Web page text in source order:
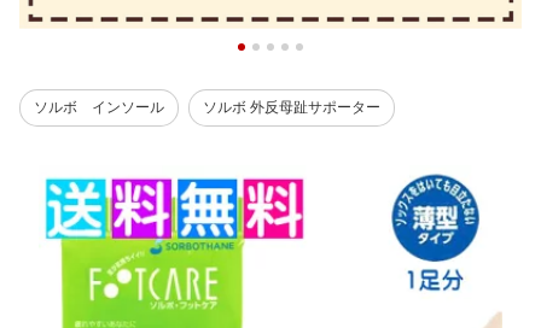
ソルボ インソール ソルボ 外反母趾サポーター